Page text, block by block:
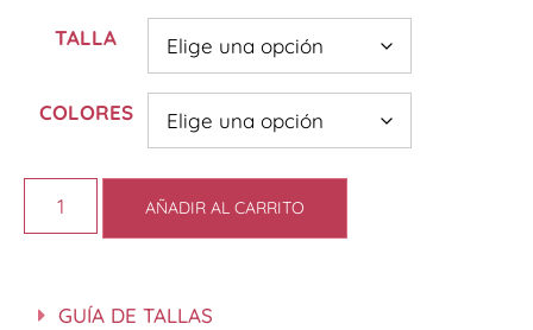
TALLA
COLORES
AÑADIR AL CARRITO
GUÍA DE TALLAS